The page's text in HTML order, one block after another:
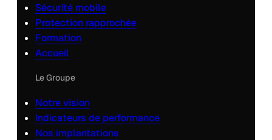
Sécurité mobile
Protection rapprochée
Formation
Accueil
Le Groupe
Notre vision
Indicateurs de performance
Nos implantations